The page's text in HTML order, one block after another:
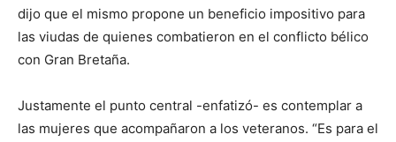
dijo que el mismo propone un beneficio impositivo para
las viudas de quienes combatieron en el conflicto bélico
con Gran Bretaña.
Justamente el punto central -enfatizó- es contemplar a
las mujeres que acompañaron a los veteranos. “Es para el